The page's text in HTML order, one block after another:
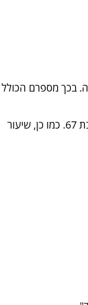
החברים בלשכה. בכך מספרם הכולל
המוסמכת הצעירה ביותר הערב שקיבלה את רישיונה בת 21 והמבוגרת ביותר בת 67. כמו כן, שיעור